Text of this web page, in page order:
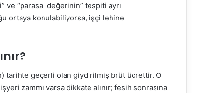
ve “parasal değerinin” tespiti ayrı
ortaya konulabiliyorsa, işçi lehine
tarihte geçerli olan giydirilmiş brüt ücrettir. O
zammı varsa dikkate alınır; fesih sonrasına